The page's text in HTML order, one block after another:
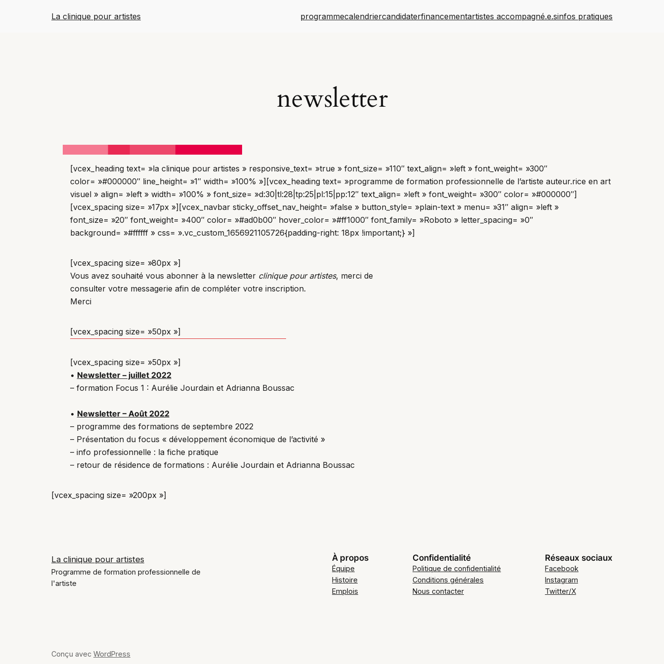
La clinique pour artistes programmecalendriercandidaterfinancementartistes accompagné.e.sinfos pratiques
newsletter
[vcex_heading text= »la clinique pour artistes » responsive_text= »true » font_size= »110″ text_align= »left » font_weight= »300″
color= »#000000″ line_height= »1″ width= »100% »][vcex_heading text= »programme de formation professionnelle de l’artiste auteur.rice en art
visuel » align= »left » width= »100% » font_size= »d:30|tl:28|tp:25|pl:15|pp:12″ text_align= »left » font_weight= »300″ color= »#000000″]
[vcex_spacing size= »17px »][vcex_navbar sticky_offset_nav_height= »false » button_style= »plain-text » menu= »31″ align= »left »
font_size= »20″ font_weight= »400″ color= »#ad0b00″ hover_color= »#ff1000″ font_family= »Roboto » letter_spacing= »0″
background= »#ffffff » css= ».vc_custom_1656921105726{padding-right: 18px !important;} »]
[vcex_spacing size= »80px »]
Vous avez souhaité vous abonner à la newsletter clinique pour artistes, merci de
consulter votre messagerie afin de compléter votre inscription.
Merci
[vcex_spacing size= »50px »]
[vcex_spacing size= »50px »]
• Newsletter – juillet 2022
– formation Focus 1 : Aurélie Jourdain et Adrianna Boussac
• Newsletter – Août 2022
– programme des formations de septembre 2022
– Présentation du focus « développement économique de l’activité »
– info professionnelle : la fiche pratique
– retour de résidence de formations : Aurélie Jourdain et Adrianna Boussac
[vcex_spacing size= »200px »]
La clinique pour artistes
Programme de formation professionnelle de
l'artiste
À propos
Équipe
Histoire
Emplois
Confidentialité
Politique de confidentialité
Conditions générales
Nous contacter
Réseaux sociaux
Facebook
Instagram
Twitter/X
Conçu avec WordPress